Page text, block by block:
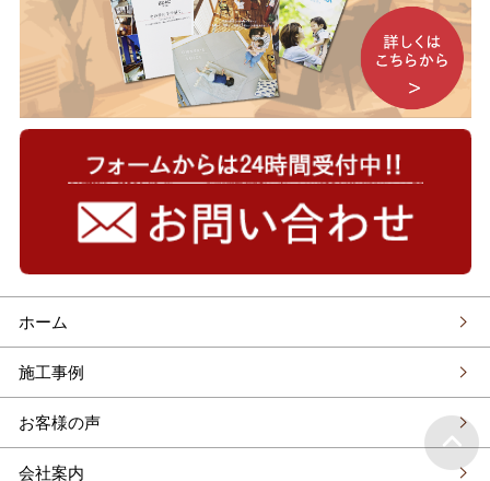
ホーム
施工事例
お客様の声
会社案内